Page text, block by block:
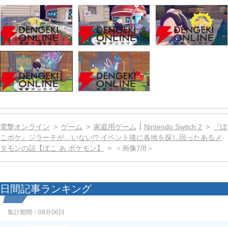
電撃オンライン ゲーム 家庭用ゲーム Nintendo Switch 2
『ぽ
こポケ』ジラーチが…いない!? イベント後に各地を探し回ったあるメ
タモンの話【ぽこ あ ポケモン】
＜画像7/8＞
日間記事ランキング
集計期間： 08月06日